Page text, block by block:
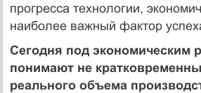
прогресса технологии,
наиболее важный фактор
Сегодня под экономическим
понимают не
реального объема